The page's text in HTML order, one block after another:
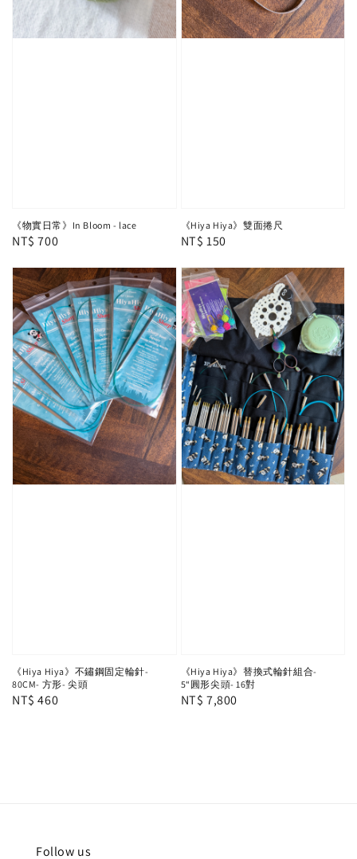
《物實日常》In Bloom - lace
Regular
NT$ 700
《Hiya Hiya》雙面捲尺
Regular
NT$ 150
《Hiya Hiya》不鏽鋼固定輪針-
80CM- 方形- 尖頭
Regular
NT$ 460
《Hiya Hiya》替換式輪針組合-
5“圓形尖頭- 16對
Regular
NT$ 7,800
Follow us